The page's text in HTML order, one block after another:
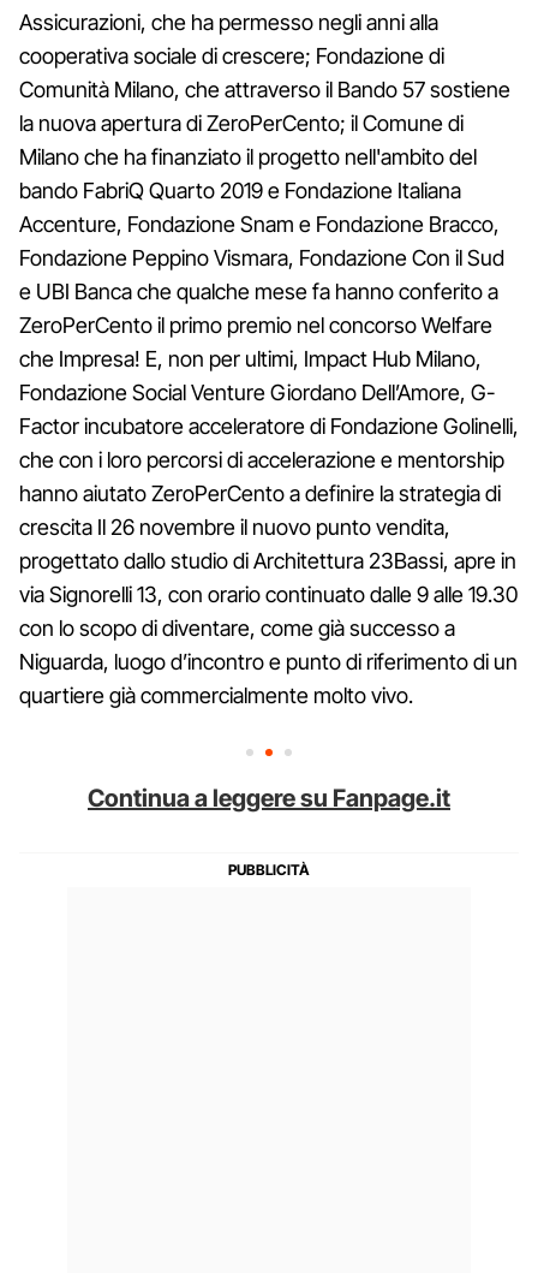
Assicurazioni, che ha permesso negli anni alla
cooperativa sociale di crescere; Fondazione di
Comunità Milano, che attraverso il Bando 57 sostiene
la nuova apertura di ZeroPerCento; il Comune di
Milano che ha finanziato il progetto nell'ambito del
bando FabriQ Quarto 2019 e Fondazione Italiana
Accenture, Fondazione Snam e Fondazione Bracco,
Fondazione Peppino Vismara, Fondazione Con il Sud
e UBI Banca che qualche mese fa hanno conferito a
ZeroPerCento il primo premio nel concorso Welfare
che Impresa! E, non per ultimi, Impact Hub Milano,
Fondazione Social Venture Giordano Dell’Amore, G-
Factor incubatore acceleratore di Fondazione Golinelli,
che con i loro percorsi di accelerazione e mentorship
hanno aiutato ZeroPerCento a definire la strategia di
crescita Il 26 novembre il nuovo punto vendita,
progettato dallo studio di Architettura 23Bassi, apre in
via Signorelli 13, con orario continuato dalle 9 alle 19.30
con lo scopo di diventare, come già successo a
Niguarda, luogo d’incontro e punto di riferimento di un
quartiere già commercialmente molto vivo.
Continua a leggere su Fanpage.it